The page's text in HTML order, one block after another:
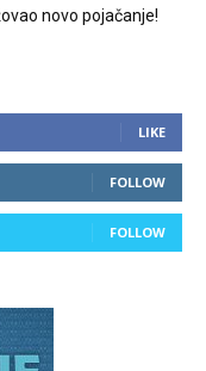
novo pojačanje!
LIKE
FOLLOW
FOLLOW